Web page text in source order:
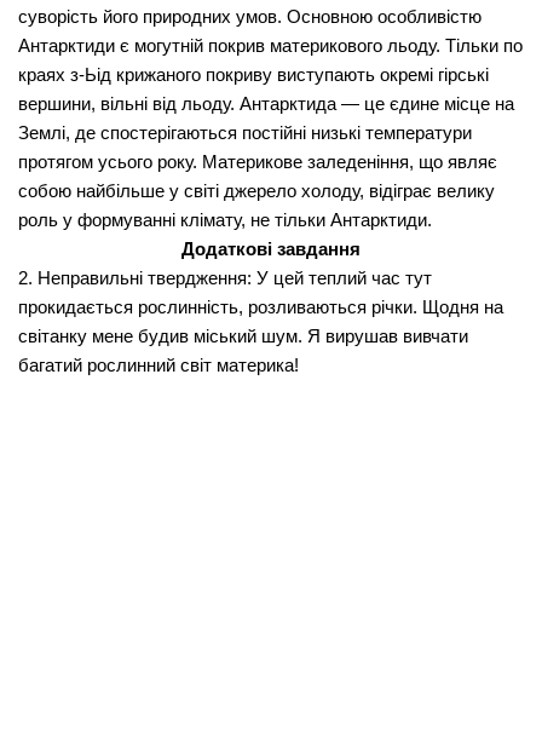
суворість його природних умов. Основною особливістю
Антарктиди є могутній покрив материкового льоду. Тільки по
краях з-Ьід крижаного покриву виступають окремі гірські
вершини, вільні від льоду. Антарк­тида — це єдине місце на
Землі, де спостерігаються постійні низькі температури
протягом усього року. Материкове заледе­ніння, що являє
собою найбільше у світі джерело холоду, відіграє велику
роль у формуванні клімату, не тільки Антарктиди.
Додаткові завдання
2. Неправильні твердження: У цей теплий час тут
прокидається рослинність, розливаються річки. Щодня на
світанку мене будив міський шум. Я вирушав вивчати
багатий рослинний світ ма­терика!